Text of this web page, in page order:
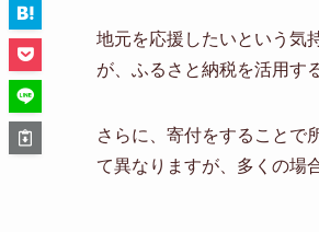
地元を応援したいという気
が、ふるさと納税を活用す
さらに、寄付をすることで
て異なりますが、多くの場